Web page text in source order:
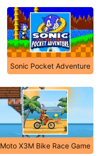
Sonic Pocket Adventure
Moto X3M Bike Race Game